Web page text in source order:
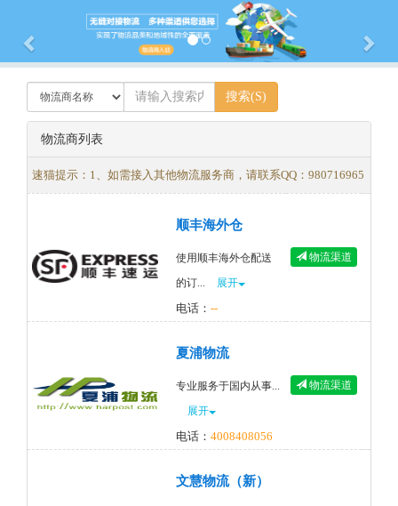
Previous
物流商列表
速猫提示：1、如需接入其他物流服务商，请联系QQ：980716965
顺丰海外仓
使用顺丰海外仓配送
的订...
展开
电话： --
物流渠道
夏浦物流
专业服务于国内从事...
展开
电话： 4008408056
物流渠道
文慧物流（新）